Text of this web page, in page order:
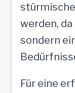
werden,
sondern
Für eine